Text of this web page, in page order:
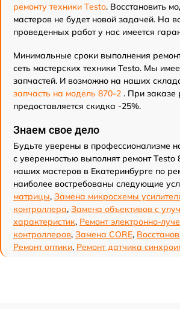
ремонту техники Testo. Восстановить
мастеров не будет новой задачей. На
проведенных работ у нас имеется
Минимальные сроки выполнения
сеть мастерских техники Testo. Мы
запчастей. И возможно на наших
запчасть на модель 870-2 . При заказе
предоставляется скидка -25%.
Знаем свое дело
Будьте уверены в профессионализме
с уверенностью выполнят ремонт
наших мастеров в Екатеринбурге по
наиболее востребованы следующие
матрицы, Замена микросхемы
контроллера, Замена объективов с
характеристик, Ремонт электронно-
контроллеров, Замена CORE,
Ремонт оптики, Ремонт датчика